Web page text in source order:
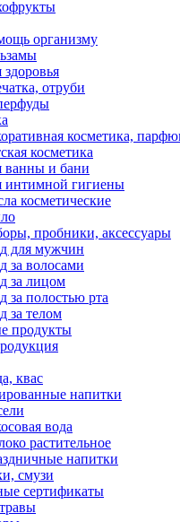
организму
здоровья
отруби
косметика,
косметика
ванны и бани
интимной гигиены
косметические
пробники, аксессуары
для мужчин
за волосами
за лицом
за полостью рта
за телом
продукты
квас
напитки
вода
растительное
напитки
смузи
сертификаты